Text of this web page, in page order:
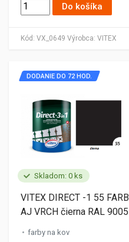
Kód: VX_0649 Výrobca: VITEX
Do košíka
Skladom: 0 ks
DODANIE DO 72 HOD.
VITEX DIRECT -1 55
AJ VRCH čierna RAL
farby na kov